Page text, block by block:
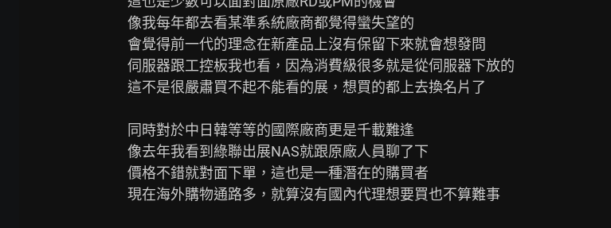
像我每年都去看某準系統廠商都覺得蠻失望的
會覺得前一代的理念在新產品上沒有保留下來就會想發問
伺服器跟工控板我也看，因為消費級很多就是從伺服器下放的
這不是很嚴肅買不起不能看的展，想買的都上去換名片了
同時對於中日韓等等的國際廠商更是千載難逢
像去年我看到綠聯出展NAS就跟原廠人員聊了下
價格不錯就對面下單，這也是一種潛在的購買者
現在海外購物通路多，就算沒有國內代理想要買也不算難事